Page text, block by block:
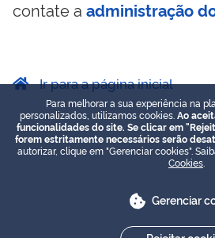
contate a administração
Ir para a página inicial
Para melhorar a sua experiência na
personalizados, utilizamos cookies. Ao
funcionalidades do site. Se clicar em
forem estritamente necessários serão
autorizar, clique em "Gerenciar cookies".
Cookies
Gerenciar